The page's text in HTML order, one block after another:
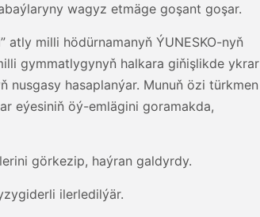
wagyz etmäge goşant goşar.
milli hödürnamanyň ÝUNESKO-nyň
gymmatlygynyň halkara giňişlikde ykrar
hasaplanýar. Munuň özi türkmen
eýesiniň öý-emlägini goramakda,
görkezip, haýran galdyrdy.
ilerledilýär.